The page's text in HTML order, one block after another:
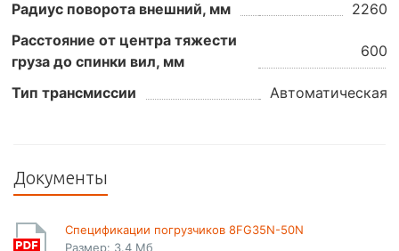
Радиус поворота внешний, мм
2260
Расстояние от центра тяжести
груза до спинки вил, мм
600
Тип трансмиссии Автоматическая
Документы
Спецификации погрузчиков 8FG35N-50N
Размер: 3.4 Мб